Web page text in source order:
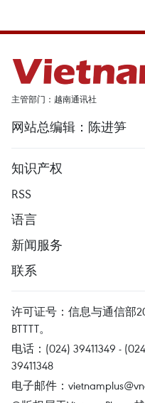
主管部门：越南通讯社
网站总编辑：陈进笋
知识产权
RSS
语言
新闻服务
联系
许可证号：信息与通信部
BTTTT。
电话：(024) 39411349 -
39411348
电子邮件：